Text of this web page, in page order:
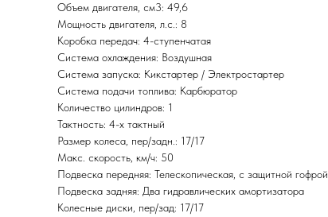
Объем двигателя, см3: 49,6
Мощность двигателя, л.с.: 8
Коробка передач: 4-ступенчатая
Система охлаждения: Воздушная
Система запуска: Кикстартер / Электростартер
Система подачи топлива: Карбюратор
Количество цилиндров: 1
Тактность: 4-x тактный
Размер колеса, пер/задн.: 17/17
Макс. скорость, км/ч: 50
Подвеска передняя: Телескопическая, с защитной гофрой
Подвеска задняя: Два гидравлических амортизатора
Колесные диски, пер/зад: 17/17